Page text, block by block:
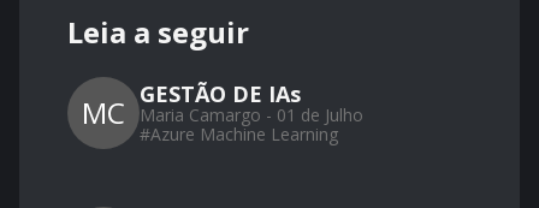
Leia a seguir
MC GESTÃO DE IAs
Maria Camargo - 01 de Julho
#Azure Machine Learning